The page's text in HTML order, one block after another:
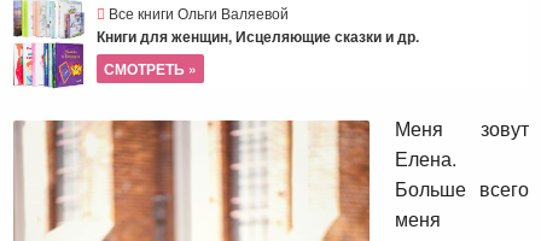
Все книги Ольги Валяевой
Книги для женщин, Исцеляющие сказки и др.
СМОТРЕТЬ »
Меня зовут
Елена.
Больше всего
меня